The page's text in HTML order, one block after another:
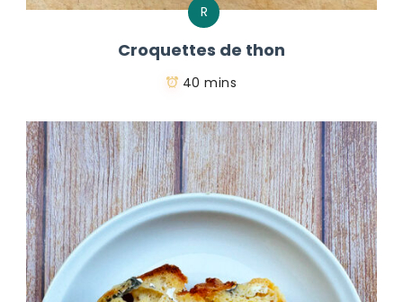
R
Croquettes de thon
40 mins